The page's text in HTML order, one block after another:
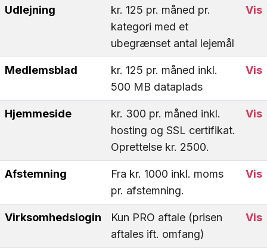
Udlejning
kr. 125 pr. måned pr.
kategori med et
ubegrænset antal lejemål
Vis
Medlemsblad
kr. 125 pr. måned inkl.
500 MB dataplads
Vis
Hjemmeside
kr. 300 pr. måned inkl.
hosting og SSL certifikat.
Oprettelse kr. 2500.
Vis
Afstemning
Fra kr. 1000 inkl. moms
pr. afstemning.
Vis
Virksomhedslogin
Kun PRO aftale (prisen
aftales ift. omfang)
Vis